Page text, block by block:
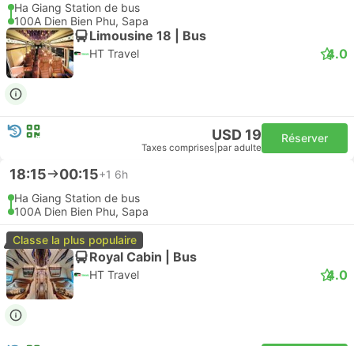
Ha Giang Station de bus
100A Dien Bien Phu, Sapa
Limousine 18 | Bus
HT Travel 4.0
USD 19
Taxes comprises par adulte
Réserver
18:15 00:15+1 6h
Ha Giang Station de bus
100A Dien Bien Phu, Sapa
Classe la plus populaire
Royal Cabin | Bus
HT Travel 4.0